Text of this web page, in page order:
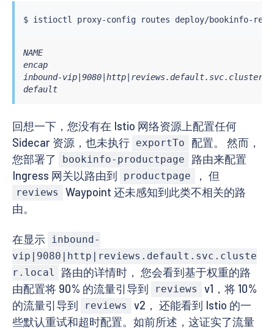
$ istioctl
NAME
encap
inbound-
default
回想一下，您没有在 Istio 网络资源上配置任何
Sidecar 资源，也未执行 exportTo
配置。 然而，
您部署了
bookinfo-productpage
路由来配置
Ingress 网关以路由到
productpage ， 但
reviews
Waypoint 还未感知到此类不相关的路
由。
在显示 inbound-
vip|9080|http|reviews.default.svc.cluste
r.local
路由的详情时， 您会看到基于权重的路
由配置将 90% 的流量引导到
reviews
v1，将 10%
的流量引导到
reviews
v2， 还能看到 Istio 的一
些默认重试和超时配置。如前所述，这证实了流量